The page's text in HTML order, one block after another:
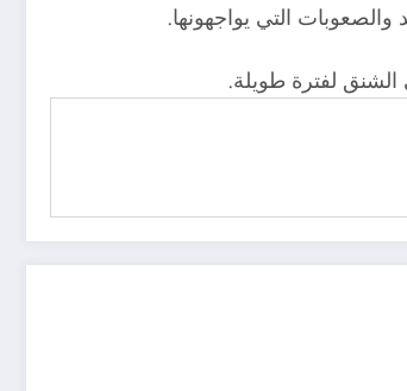
التي يواجهونها.
لفترة طويلة.